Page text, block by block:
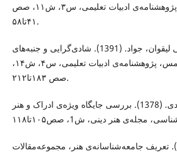
در ﺷﺎﻫﻨﺎﻣﻪ ﻓﺮدوﺳﯽ، ﭘﮋوﻫﺸﻨﺎﻣﻪ‌ی ادﺑﯿﺎت ﺗﻌﻠﯿﻤﯽ، س۳، ش۱۱، صص
۴۱تا۵۸.
دﻫﻘﺎن، ﻋﻠﯽ و ﺻﺪﯾﻘﯽ ﻟﯿﻘﻮان، ﺟﻮاد. (1391). ﺷﺎدی‌ﮔﺮاﯾﯽ و جنبه‌های
ﺗﻌﻠﯿﻤﯽ آن در ﻏﺰﻟﯿﺎت ﺷﻤﺲ، ﭘﮋوﻫﺸﻨﺎﻣﻪ‌ی ادﺑﯿﺎت ﺗﻌﻠﯿﻤﯽ، س۴، ش۱۴،
صص ۱۸۳تا۲۱۲.
رازافشا، مهدی. (1378). بررسی جایگاه ویژه‌ی ادراک و هنر
راودراد، اعظم. (138۳). تعریف‌ جامعه‌شناسانه‌ی‌ هنر، مجموعه‌مقالات